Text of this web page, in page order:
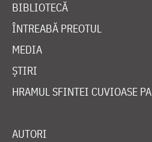
BIBLIOTECĂ
ÎNTREABĂ PREOTUL
MEDIA
ȘTIRI
HRAMUL SFINTEI CUVIOASE
AUTORI